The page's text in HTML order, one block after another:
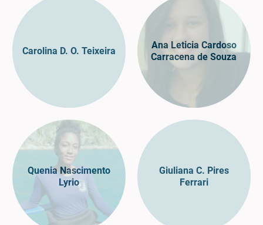
Carolina D. O. Teixeira
Ana Leticia Cardoso
Carracena de Souza
Quenia Nascimento
Lyrio
Giuliana C. Pires
Ferrari